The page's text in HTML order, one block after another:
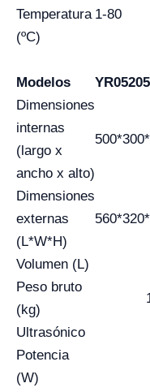
Temperatura
(ºC)
1-80
Modelos YR05205
Dimensiones
internas
(largo x
ancho x alto)
Dimensiones
externas
(L*W*H)
Volumen (L)
Peso bruto
(kg)
Ultrasónico
Potencia
(W)